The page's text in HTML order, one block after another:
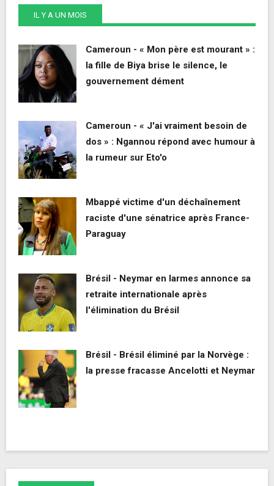
IL Y A UN MOIS
Cameroun - « Mon père est mourant » :
la fille de Biya brise le silence, le
gouvernement dément
Cameroun - « J'ai vraiment besoin de
dos » : Ngannou répond avec humour à
la rumeur sur Eto'o
Mbappé victime d'un déchaînement
raciste d'une sénatrice après France-
Paraguay
Brésil - Neymar en larmes annonce sa
retraite internationale après
l'élimination du Brésil
Brésil - Brésil éliminé par la Norvège :
la presse fracasse Ancelotti et Neymar